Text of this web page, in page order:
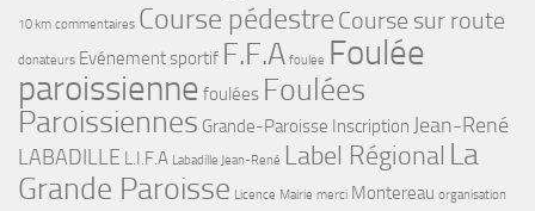
10 km commentaires Course pédestre Course sur route
donateurs Evénement sportif F.F.A foulee Foulée
paroissienne foulées Foulées
Paroissiennes Grande-Paroisse Inscription Jean-René
LABADILLE L.I.F.A Labadille Jean-René Label Régional La
Grande Paroisse Licence Mairie merci Montereau organisation